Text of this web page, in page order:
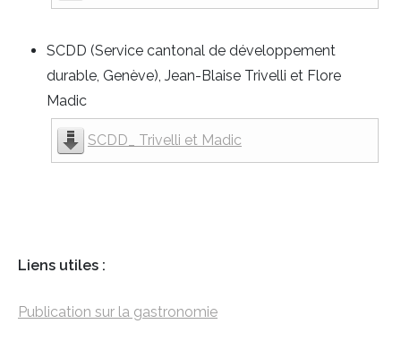
SCDD (Service cantonal de développement
durable, Genève), Jean-Blaise Trivelli et Flore
Madic
SCDD_ Trivelli et Madic
Liens utiles :
Publication sur la gastronomie